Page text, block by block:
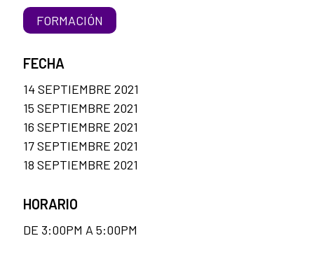
FORMACIÓN
FECHA
14 SEPTIEMBRE 2021
15 SEPTIEMBRE 2021
16 SEPTIEMBRE 2021
17 SEPTIEMBRE 2021
18 SEPTIEMBRE 2021
HORARIO
DE 3:00PM A 5:00PM